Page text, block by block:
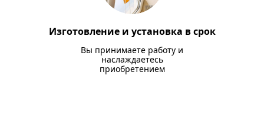
Изготовление и установка в срок
Вы принимаете работу и
наслаждаетесь
приобретением